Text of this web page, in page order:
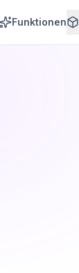
Funktionen